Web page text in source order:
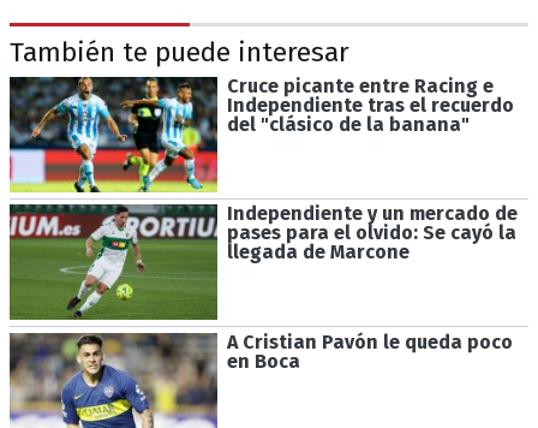
También te puede interesar
Cruce picante entre Racing e
Independiente tras el recuerdo
del "clásico de la banana"
Independiente y un mercado de
pases para el olvido: Se cayó la
llegada de Marcone
A Cristian Pavón le queda poco
en Boca